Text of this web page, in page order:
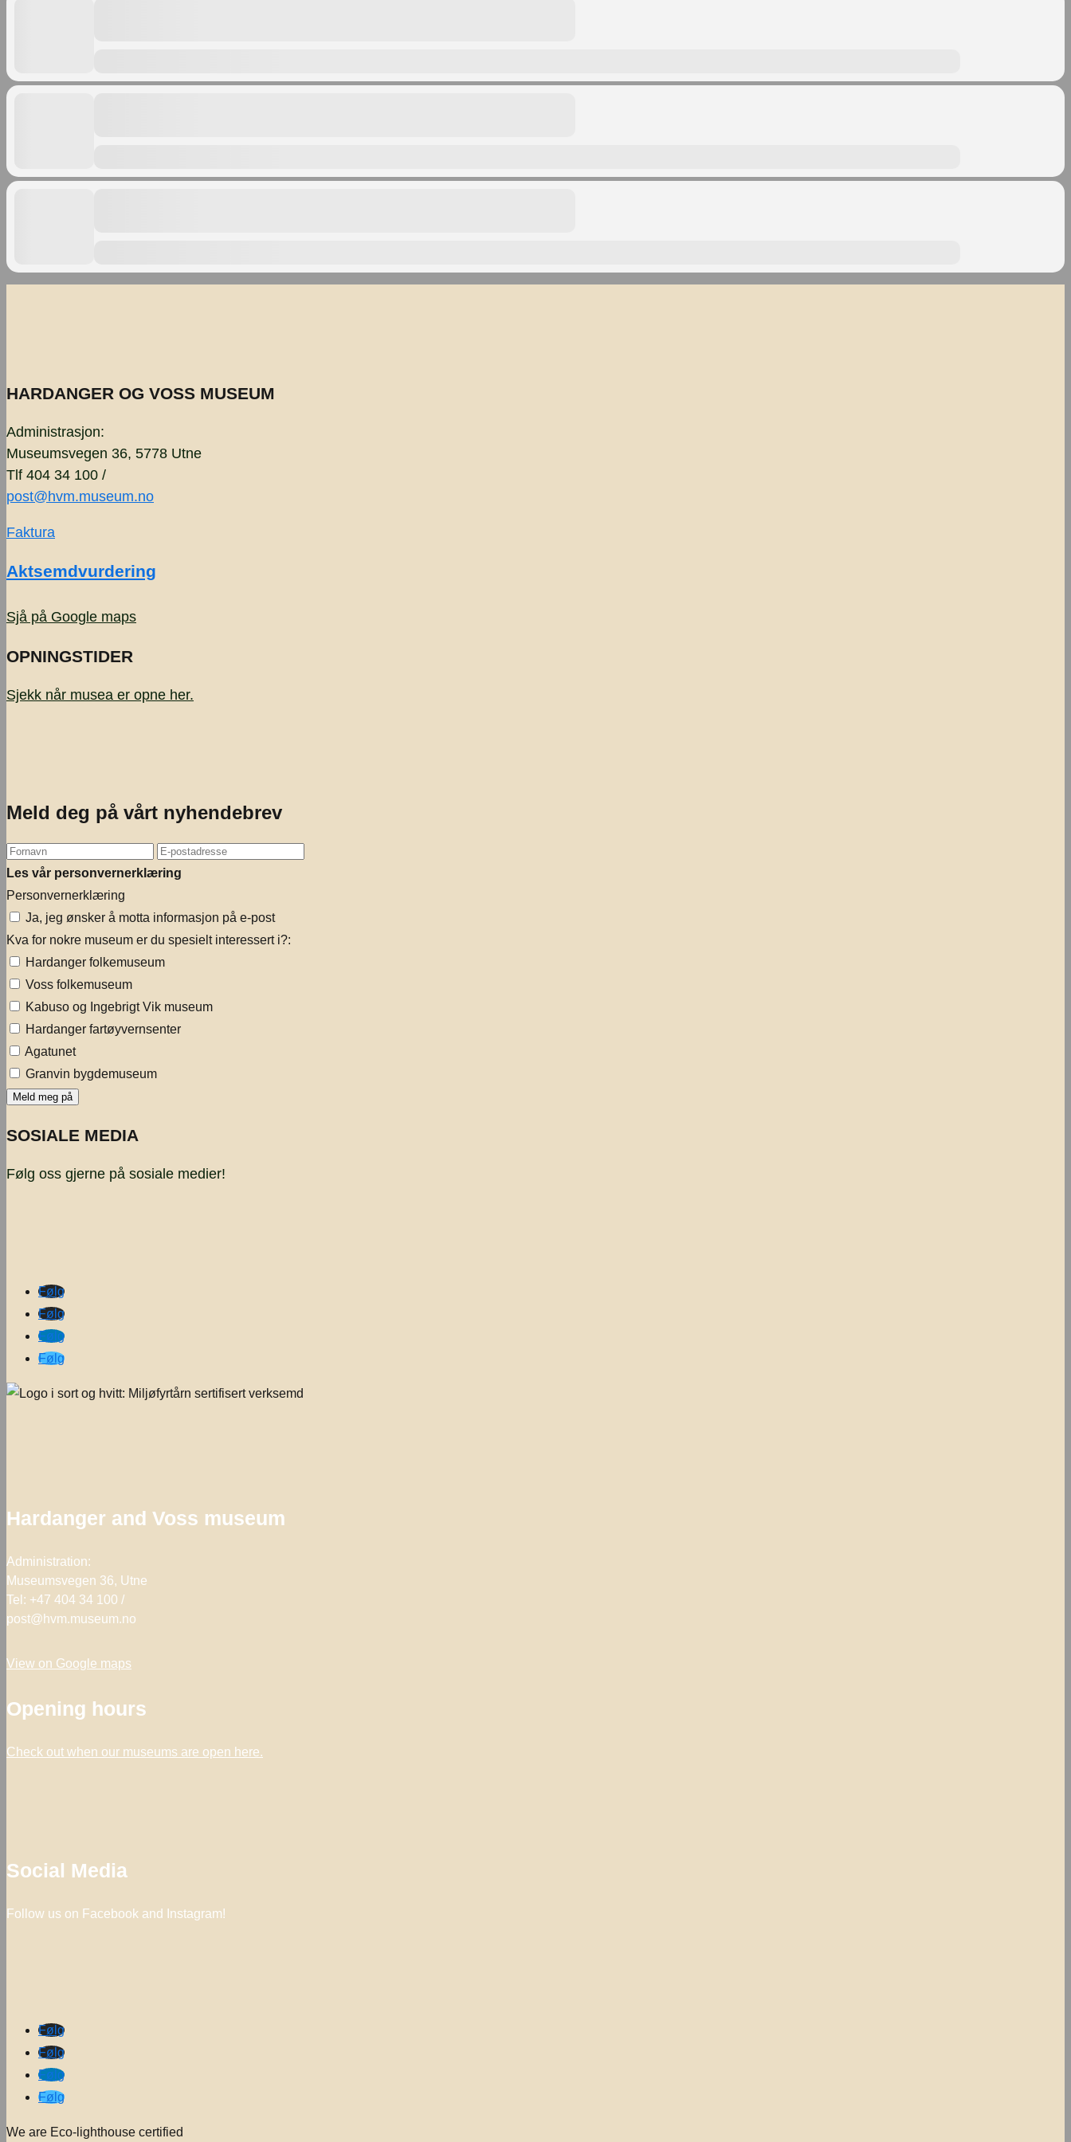
HARDANGER OG VOSS MUSEUM
Administrasjon:
Museumsvegen 36, 5778 Utne
Tlf 404 34 100 /
post@hvm.museum.no
Faktura
Aktsemdvurdering
Sjå på Google maps
OPNINGSTIDER
Sjekk når musea er opne her.
Meld deg på vårt nyhendebrev
Les vår personvernerklæring
Personvernerklæring
Ja, jeg ønsker å motta informasjon på e-post
Kva for nokre museum er du spesielt interessert i?:
Hardanger folkemuseum
Voss folkemuseum
Kabuso og Ingebrigt Vik museum
Hardanger fartøyvernsenter
Agatunet
Granvin bygdemuseum
SOSIALE MEDIA
Følg oss gjerne på sosiale medier!
Følg
Følg
Følg
Følg
Hardanger and Voss museum
Administration:
Museumsvegen 36, Utne
Tel: +47 404 34 100 /
post@hvm.museum.no
View on Google maps
Opening hours
Check out when our museums are open here.
Social Media
Follow us on Facebook and Instagram!
Følg
Følg
Følg
Følg
We are Eco-lighthouse certified